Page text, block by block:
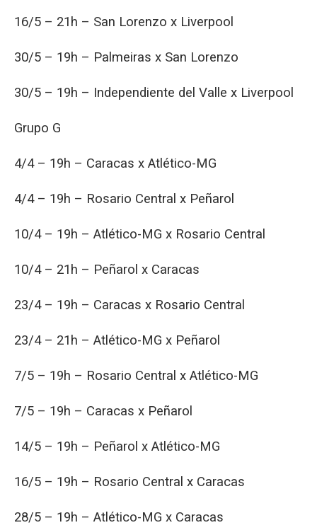
16/5 – 21h – San Lorenzo x Liverpool
30/5 – 19h – Palmeiras x San Lorenzo
30/5 – 19h – Independiente del Valle x Liverpool
Grupo G
4/4 – 19h – Caracas x Atlético-MG
4/4 – 19h – Rosario Central x Peñarol
10/4 – 19h – Atlético-MG x Rosario Central
10/4 – 21h – Peñarol x Caracas
23/4 – 19h – Caracas x Rosario Central
23/4 – 21h – Atlético-MG x Peñarol
7/5 – 19h – Rosario Central x Atlético-MG
7/5 – 19h – Caracas x Peñarol
14/5 – 19h – Peñarol x Atlético-MG
16/5 – 19h – Rosario Central x Caracas
28/5 – 19h – Atlético-MG x Caracas